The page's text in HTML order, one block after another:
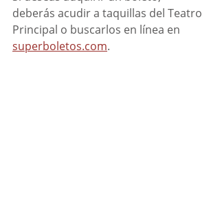
deberás acudir a taquillas del Teatro
Principal o buscarlos en línea en
superboletos.com.